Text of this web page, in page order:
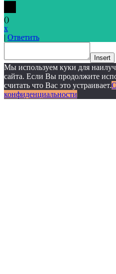
()
x
| Ответить
Insert
Мы используем куки для
сайта. Если Вы продолжите
считать что Вас это устраивает.
конфиденциальности